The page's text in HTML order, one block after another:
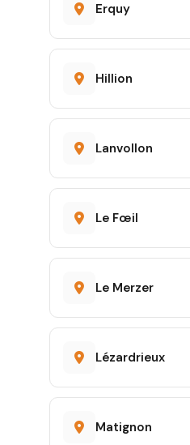
Erquy
Hillion
Lanvollon
Le Fœil
Le Merzer
Lézardrieux
Matignon